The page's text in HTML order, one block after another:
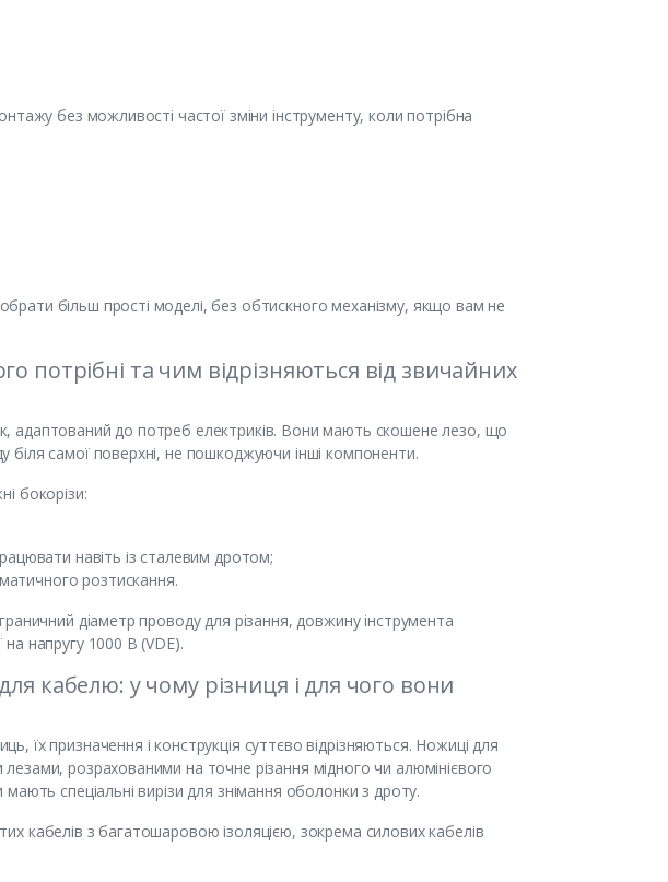
без можливості частої зміни інструменту, коли потрібна
більш прості моделі, без обтискного механізму, якщо вам не
потрібні та чим відрізняються від звичайних
адаптований до потреб електриків. Вони мають скошене лезо, що
біля самої поверхні, не пошкоджуючи інші компоненти.
бокорізи:
навіть із сталевим дротом;
розтискання.
діаметр проводу для різання, довжину інструмента
напругу 1000 В (VDE).
кабелю: у чому різниця і для чого вони
їх призначення і конструкція суттєво відрізняються. Ножиці для
розрахованими на точне різання мідного чи алюмінієвого
спеціальні вирізи для знімання оболонки з дроту.
кабелів з багатошаровою ізоляцією, зокрема силових кабелів